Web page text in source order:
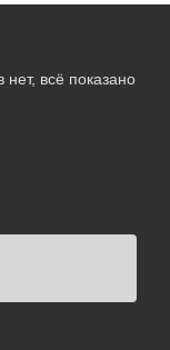
нет, всё показано